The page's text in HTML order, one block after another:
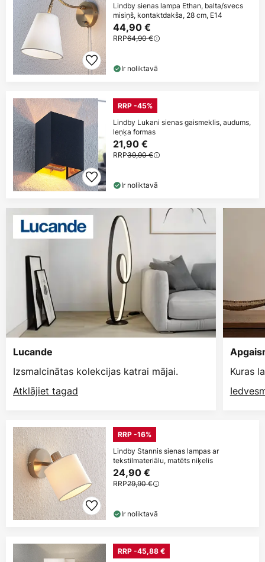
Lindby sienas lampa Ethan, balta/svecs
misiņš, kontaktdakša, 28 cm, E14
44,90 €
RRP64,90 €
Ir noliktavā
RRP -45%
Lindby Lukani sienas gaismeklis, audums,
leņķa formas
21,90 €
RRP39,90 €
Ir noliktavā
Lucande
Izsmalcinātas kolekcijas katrai mājai.
Atklājiet tagad
Kuras
RRP -16%
Lindby Stannis sienas lampas ar
tekstilmateriālu, matēts niķelis
24,90 €
RRP29,90 €
Ir noliktavā
RRP -45,88 €